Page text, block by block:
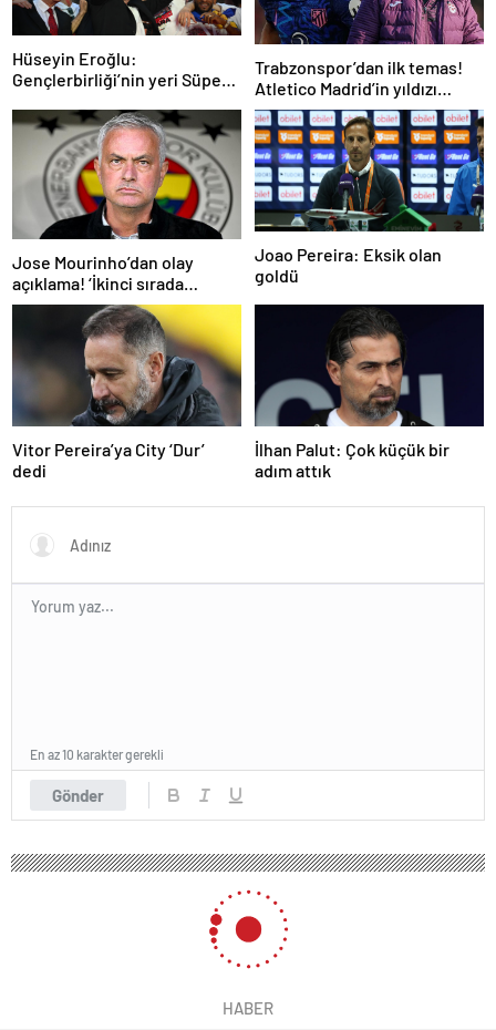
Hüseyin Eroğlu:
Gençlerbirliği’nin yeri Süper
Trabzonspor’dan ilk temas!
Atletico Madrid’in yıldızı
gündemde
Jose Mourinho’dan olay
açıklama! ‘İkinci sırada
bitireceğiz’
Joao Pereira: Eksik olan
goldü
Vitor Pereira’ya City ‘Dur’
dedi
İlhan Palut: Çok küçük bir
adım attık
Gönder
En az 10 karakter gerekli
HABER